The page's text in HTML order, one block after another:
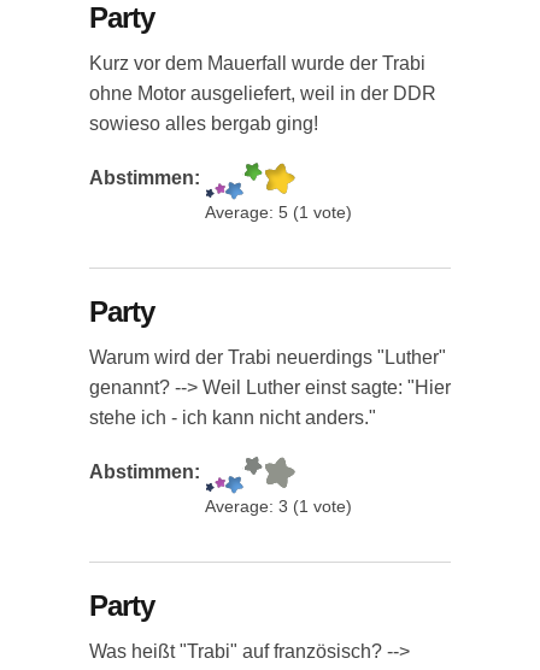
Party
Kurz vor dem Mauerfall wurde der Trabi
ohne Motor ausgeliefert, weil in der DDR
sowieso alles bergab ging!
Abstimmen:
Average: 5 (1 vote)
Party
Warum wird der Trabi neuerdings "Luther"
genannt? --> Weil Luther einst sagte: "Hier
stehe ich - ich kann nicht anders."
Abstimmen:
Average: 3 (1 vote)
Party
Was heißt "Trabi" auf französisch? -->